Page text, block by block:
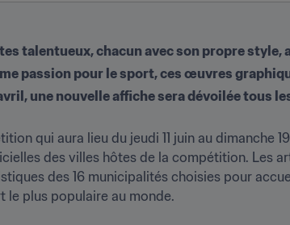
talentueux, chacun avec son propre
passion pour le sport, ces œuvres
avril, une nouvelle affiche sera dévoilée tous
qui aura lieu du jeudi 11 juin au dimanche
des villes hôtes de la compétition. Les
des 16 municipalités choisies pour
le plus populaire au monde.